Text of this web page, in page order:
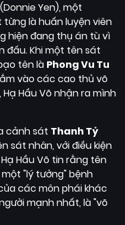
(Donnie Yen), một
là huấn luyện viên
hiện đang thụ án tù vì
đấu. Khi một tên sát
tên là Phong Vu Tu
vào các cao thủ võ
Hầu Võ nhận ra mình
cảnh sát Thanh Tỷ
sát nhân, với điều kiện
Hầu Võ tin rằng tên
"lý tưởng" bệnh
các môn phái khác
mạnh nhất, là "võ